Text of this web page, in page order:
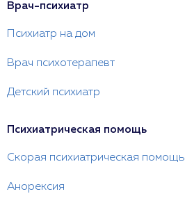
Врач-психиатр
Психиатр на дом
Врач психотерапевт
Детский психиатр
Психиатрическая помощь
Скорая психиатрическая помощь
Анорексия